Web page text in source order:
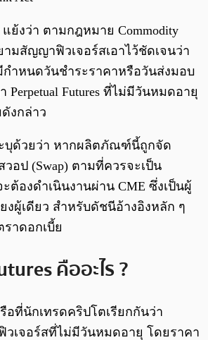
แย้งว่า ตามกฎหมาย Commodity
ามสัญญาฟิวเจอร์สเอาไว้ชัดเจนว่า
ำหนดวันชำระราคาหรือวันส่งมอบ
Futures ที่ไม่มีวันหมดอายุ
งกล่าว
บุด้วยว่า หากผลิตภัณฑ์นี้ถูกจัด
อป (Swap) ตามที่ควรจะเป็น
ต้องดำเนินงานผ่าน CME ซึ่งเป็นผู้
ผู้เดียว สำหรับดัชนีอ้างอิงหลัก ๆ
าดอกเบี้ย
คืออะไร ?
รือที่นักเทรดคริปโตเรียกกันว่า
วเจอร์สที่ไม่มีวันหมดอายุ โดยราคา